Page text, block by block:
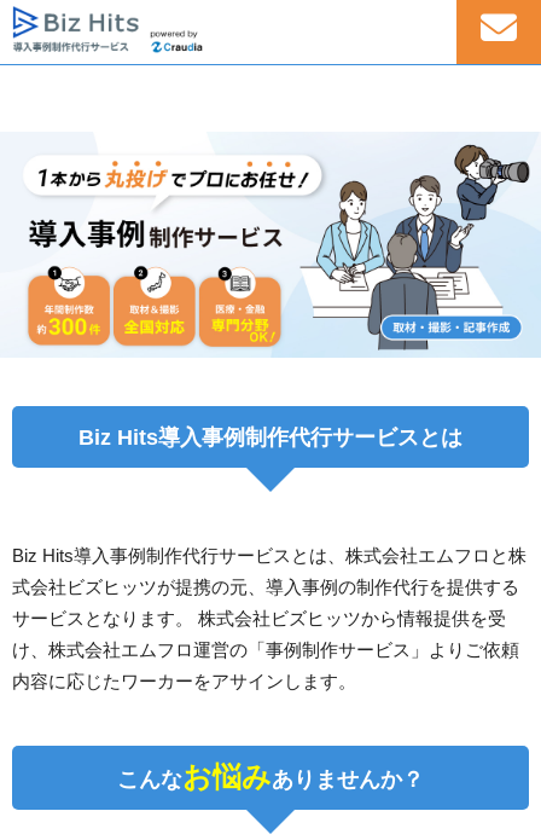
Biz Hits導入事例制作代行サービスとは
Biz Hits導入事例制作代行サービスとは、株式会社エムフロと株
式会社ビズヒッツが提携の元、導入事例の制作代行を提供する
サービスとなります。 株式会社ビズヒッツから情報提供を受
け、株式会社エムフロ運営の「事例制作サービス」よりご依頼
内容に応じたワーカーをアサインします。
こんなお悩みありませんか？